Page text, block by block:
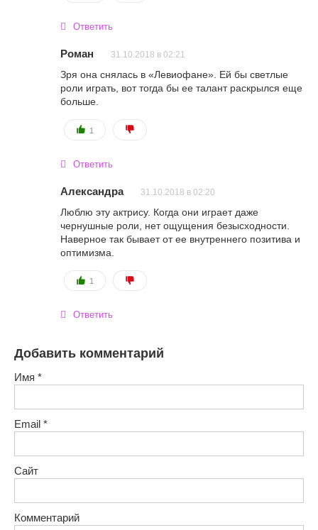
Ответить
Роман 31.10.2018 в 02:21
Зря она снялась в «Левиофане». Ей бы светлые
роли играть, вот тогда бы ее талант раскрылся еще
больше.
1
Ответить
Александра 31.10.2018 в 02:20
Люблю эту актрису. Когда они играет даже
чернушные роли, нет ощущения безысходности.
Наверное так бывает от ее внутреннего позитива и
оптимизма.
1
Ответить
Добавить комментарий
Имя *
Email *
Сайт
Комментарий